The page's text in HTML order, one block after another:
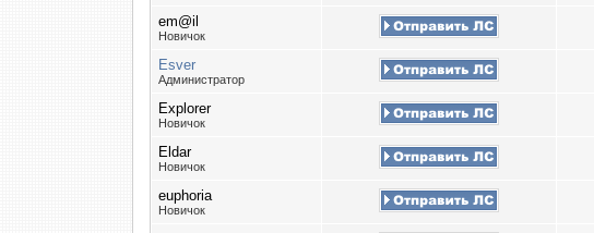
em@il
Новичок
Esver
Администратор
Explorer
Новичок
Eldar
Новичок
euphoria
Новичок